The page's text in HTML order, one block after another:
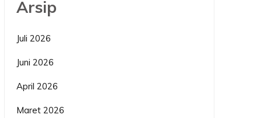
Arsip
Juli 2026
Juni 2026
April 2026
Maret 2026